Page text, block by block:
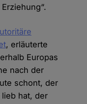
, erläuterte
Europas
nach der
schont, der
hat, der